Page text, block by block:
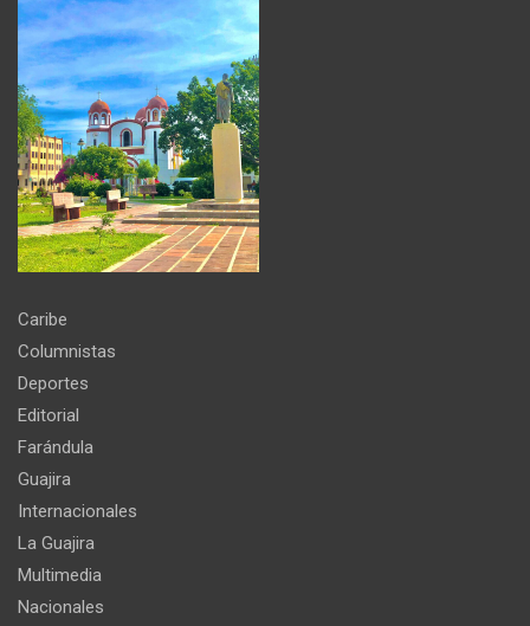
Caribe
Columnistas
Deportes
Editorial
Farándula
Guajira
Internacionales
La Guajira
Multimedia
Nacionales